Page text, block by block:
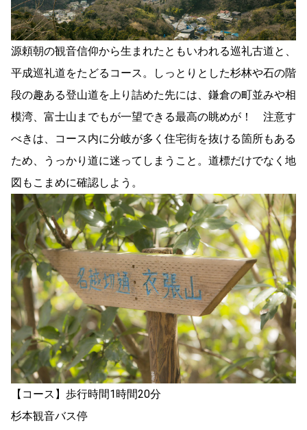
源頼朝の観音信仰から生まれたともいわれる巡礼古道と、
平成巡礼道をたどるコース。しっとりとした杉林や石の階
段の趣ある登山道を上り詰めた先には、鎌倉の町並みや相
模湾、富士山までもが一望できる最高の眺めが！ 注意す
べきは、コース内に分岐が多く住宅街を抜ける箇所もある
ため、うっかり道に迷ってしまうこと。道標だけでなく地
図もこまめに確認しよう。
【コース】歩行時間1時間20分
杉本観音バス停